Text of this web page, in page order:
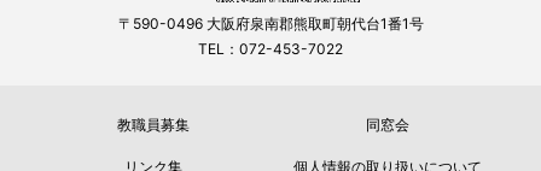
〒590-0496 大阪府泉南郡熊取町朝代台1番1号
TEL：072-453-7022
教職員募集
同窓会
リンク集
個人情報の取り扱いについて